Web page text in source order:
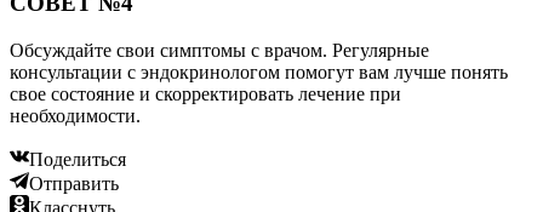
Обсуждайте свои симптомы с врачом. Регулярные
консультации с эндокринологом помогут вам лучше понять
свое состояние и скорректировать лечение при
необходимости.
Поделиться
Отправить
Класснуть